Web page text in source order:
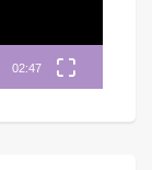
02:47